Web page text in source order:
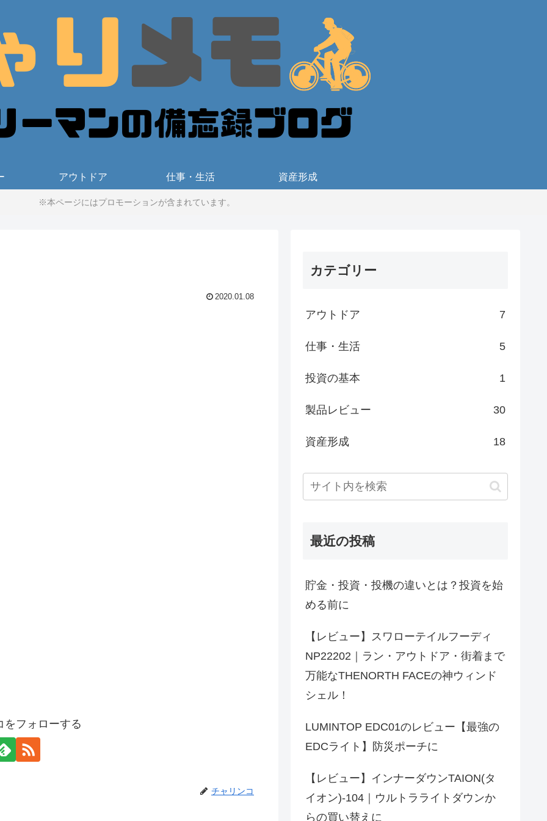
アウトドア 仕事・生活 資産形成
※本ページにはプロモーションが含まれています。
2020.01.08
をフォローする
チャリンコ
カテゴリー
アウトドア 7
仕事・生活 5
投資の基本 1
製品レビュー 30
資産形成 18
最近の投稿
貯金・投資・投機の違いとは？投資を始
める前に
【レビュー】スワローテイルフーディ
NP22202｜ラン・アウトドア・街着まで
万能なTHENORTH FACEの神ウィンド
シェル！
LUMINTOP EDC01のレビュー【最強の
EDCライト】防災ポーチに
【レビュー】インナーダウンTAION(タ
イオン)-104｜ウルトラライトダウンか
らの買い替えに